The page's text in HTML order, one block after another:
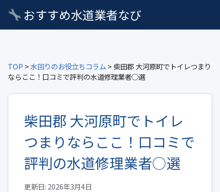
おすすめ水道業者なび
TOP >水回りのお役立ちコラム > 柴田郡 大河原町でトイレつまり
ならここ！口コミで評判の水道修理業者○選
柴田郡 大河原町でトイレ
つまりならここ！口コミで
評判の水道修理業者○選
更新日: 2026年3月4日